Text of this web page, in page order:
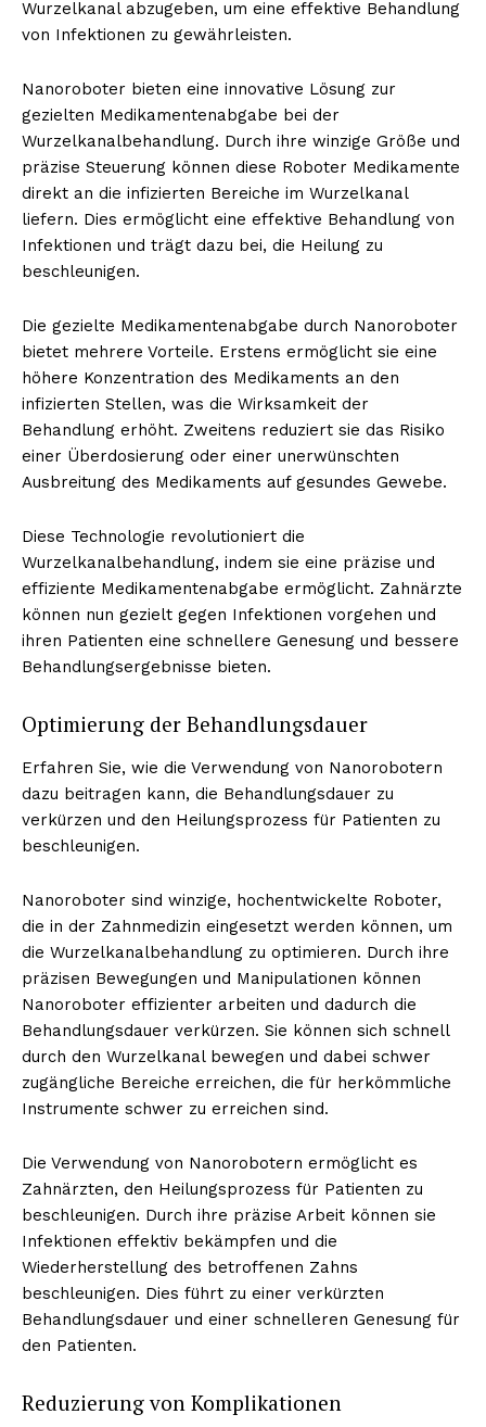
Wurzelkanal abzugeben, um eine effektive Behandlung
von Infektionen zu gewährleisten.
Nanoroboter bieten eine innovative Lösung zur
gezielten Medikamentenabgabe bei der
Wurzelkanalbehandlung. Durch ihre winzige Größe und
präzise Steuerung können diese Roboter Medikamente
direkt an die infizierten Bereiche im Wurzelkanal
liefern. Dies ermöglicht eine effektive Behandlung von
Infektionen und trägt dazu bei, die Heilung zu
beschleunigen.
Die gezielte Medikamentenabgabe durch Nanoroboter
bietet mehrere Vorteile. Erstens ermöglicht sie eine
höhere Konzentration des Medikaments an den
infizierten Stellen, was die Wirksamkeit der
Behandlung erhöht. Zweitens reduziert sie das Risiko
einer Überdosierung oder einer unerwünschten
Ausbreitung des Medikaments auf gesundes Gewebe.
Diese Technologie revolutioniert die
Wurzelkanalbehandlung, indem sie eine präzise und
effiziente Medikamentenabgabe ermöglicht. Zahnärzte
können nun gezielt gegen Infektionen vorgehen und
ihren Patienten eine schnellere Genesung und bessere
Behandlungsergebnisse bieten.
Optimierung der Behandlungsdauer
Erfahren Sie, wie die Verwendung von Nanorobotern
dazu beitragen kann, die Behandlungsdauer zu
verkürzen und den Heilungsprozess für Patienten zu
beschleunigen.
Nanoroboter sind winzige, hochentwickelte Roboter,
die in der Zahnmedizin eingesetzt werden können, um
die Wurzelkanalbehandlung zu optimieren. Durch ihre
präzisen Bewegungen und Manipulationen können
Nanoroboter effizienter arbeiten und dadurch die
Behandlungsdauer verkürzen. Sie können sich schnell
durch den Wurzelkanal bewegen und dabei schwer
zugängliche Bereiche erreichen, die für herkömmliche
Instrumente schwer zu erreichen sind.
Die Verwendung von Nanorobotern ermöglicht es
Zahnärzten, den Heilungsprozess für Patienten zu
beschleunigen. Durch ihre präzise Arbeit können sie
Infektionen effektiv bekämpfen und die
Wiederherstellung des betroffenen Zahns
beschleunigen. Dies führt zu einer verkürzten
Behandlungsdauer und einer schnelleren Genesung für
den Patienten.
Reduzierung von Komplikationen